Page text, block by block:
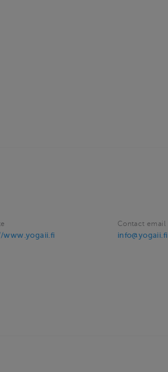
www.yogaii.fi
Contact email
info@yogaii.fi